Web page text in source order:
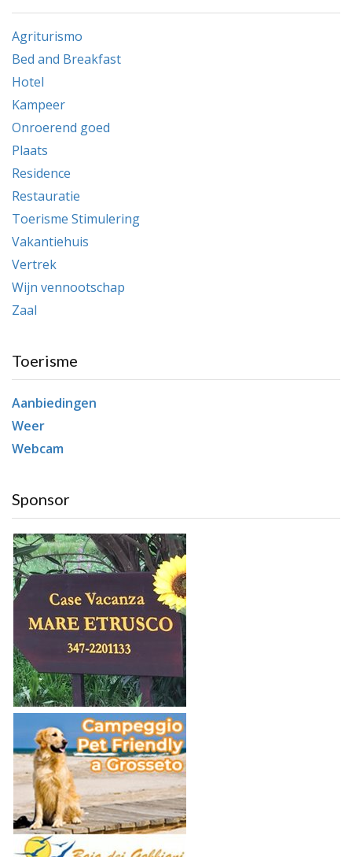
Agriturismo
Bed and Breakfast
Hotel
Kampeer
Onroerend goed
Plaats
Residence
Restauratie
Toerisme Stimulering
Vakantiehuis
Vertrek
Wijn vennootschap
Zaal
Toerisme
Aanbiedingen
Weer
Webcam
Sponsor